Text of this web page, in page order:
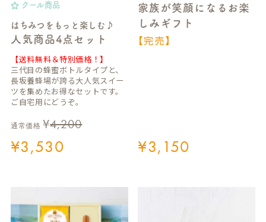
クール商品
はちみつをもっと楽しむ♪
人気商品4点セット
【送料無料＆特別価格！】
三代目の蜂蜜ボトルタイプと、
長坂養蜂場が誇る大人気スイー
ツを集めたお得なセットです。
ご自宅用にどうぞ。
通常価格 ¥4,200
¥3,530
家族が笑顔になるお楽
しみギフト
【完売】
¥3,150